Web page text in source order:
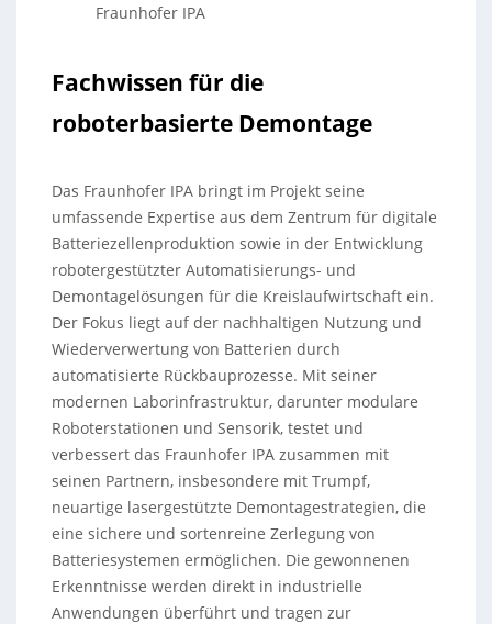
Fraunhofer IPA
Fachwissen für die
roboterbasierte Demontage
Das Fraunhofer IPA bringt im Projekt seine
umfassende Expertise aus dem Zentrum für digitale
Batteriezellenproduktion sowie in der Entwicklung
robotergestützter Automatisierungs- und
Demontagelösungen für die Kreislaufwirtschaft ein.
Der Fokus liegt auf der nachhaltigen Nutzung und
Wiederverwertung von Batterien durch
automatisierte Rückbauprozesse. Mit seiner
modernen Laborinfrastruktur, darunter modulare
Roboterstationen und Sensorik, testet und
verbessert das Fraunhofer IPA zusammen mit
seinen Partnern, insbesondere mit Trumpf,
neuartige lasergestützte Demontagestrategien, die
eine sichere und sortenreine Zerlegung von
Batteriesystemen ermöglichen. Die gewonnenen
Erkenntnisse werden direkt in industrielle
Anwendungen überführt und tragen zur